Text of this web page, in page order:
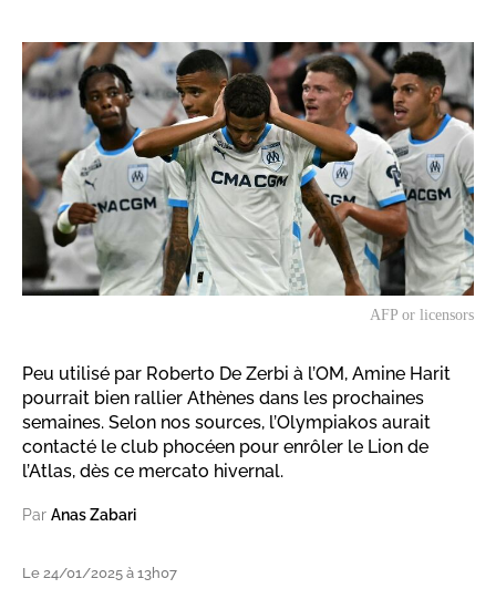
AFP or licensors
Peu utilisé par Roberto De Zerbi à l’OM, Amine Harit
pourrait bien rallier Athènes dans les prochaines
semaines. Selon nos sources, l’Olympiakos aurait
contacté le club phocéen pour enrôler le Lion de
l’Atlas, dès ce mercato hivernal.
Par Anas Zabari
Le 24/01/2025 à 13h07